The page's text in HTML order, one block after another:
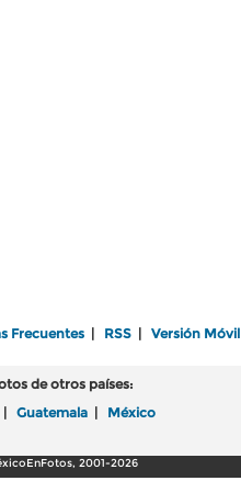
Frecuentes RSS Versión Móvil
de otros países:
Guatemala México
2001-2026